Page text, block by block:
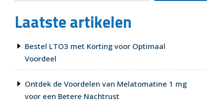
Laatste artikelen
Bestel LTO3 met Korting voor Optimaal
Voordeel
Ontdek de Voordelen van Melatomatine 1 mg
voor een Betere Nachtrust